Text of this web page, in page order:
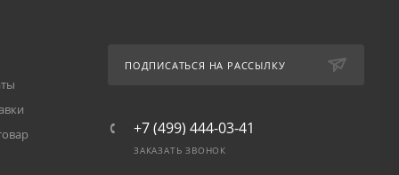
ПОДПИСАТЬСЯ НА РАССЫЛКУ
+7 (499) 444-03-41
ЗАКАЗАТЬ ЗВОНОК